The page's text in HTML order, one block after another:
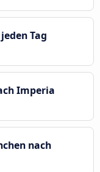
Tag
Imperia
nach